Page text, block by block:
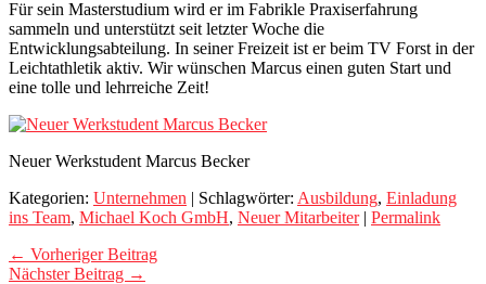
Für sein Masterstudium wird er im Fabrikle Praxiserfahrung
sammeln und unterstützt seit letzter Woche die
Entwicklungsabteilung. In seiner Freizeit ist er beim TV Forst in der
Leichtathletik aktiv. Wir wünschen Marcus einen guten Start und
eine tolle und lehrreiche Zeit!
Neuer Werkstudent Marcus Becker
Kategorien: Unternehmen | Schlagwörter: Ausbildung, Einladung
ins Team, Michael Koch GmbH, Neuer Mitarbeiter| Permalink
← Vorheriger Beitrag
Nächster Beitrag →